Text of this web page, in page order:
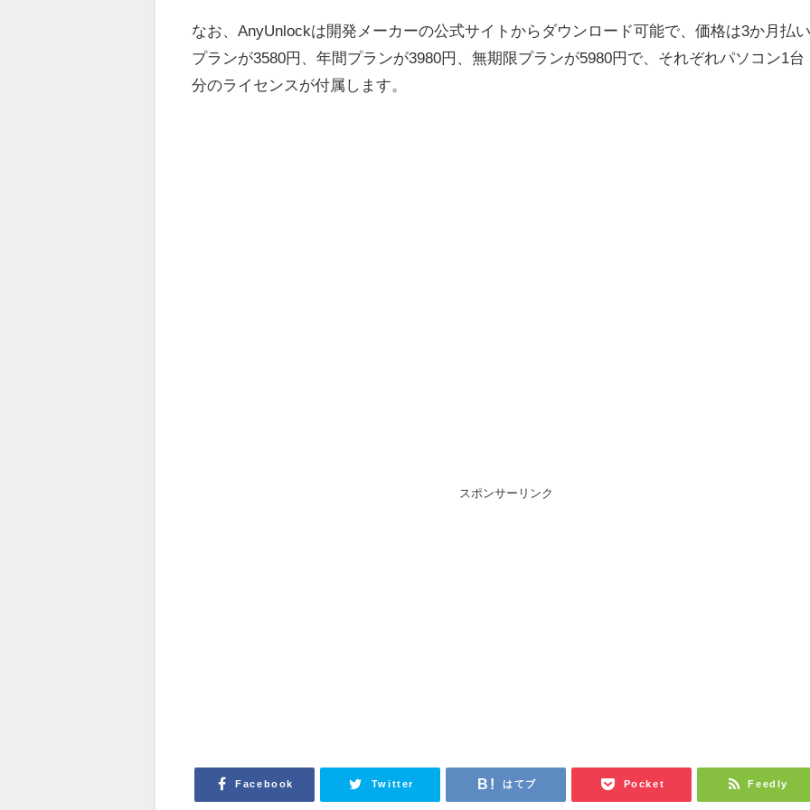
なお、AnyUnlockは開発メーカーの公式サイトからダウンロード可能で、価格は3か月払
プランが3580円、年間プランが3980円、無期限プランが5980円で、それぞれパソコン1台
分のライセンスが付属します。
スポンサーリンク
Facebook Twitter はてブ Pocket Feedly